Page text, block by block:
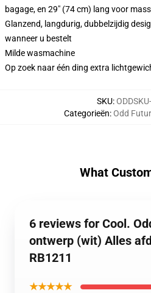
bagage, en 29" (74 cm) lang voor
Glanzend, langdurig, dubbelzijdig
wanneer u bestelt
Milde wasmachine
Op zoek naar één ding extra
SKU:
Categorieën:Odd
What
6 reviews for Cool.
ontwerp (wit) Alles
RB1211
★★★★★